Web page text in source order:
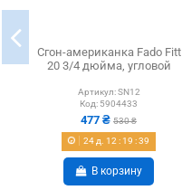
Сгон-американка Fado Fitt
20 3/4 дюйма, угловой
Артикул: SN12
Код: 5904433
477 ₴ 530 ₴
24д. 12 : 19 :38
В корзину